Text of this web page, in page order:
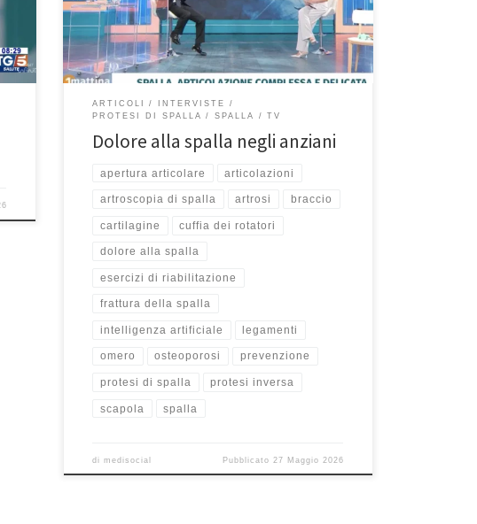
prevenzione e dei possibili rimedi anche con l’ausilio
dell’Intelligenza Artificiale. Buona visione! Adesso
cambiamo argomento e […]
ARTICOLI
INTERVISTE
PROTESI DI SPALLA
SPALLA TV
Dolore alla spalla negli anziani
apertura articolare articolazioni
artroscopia di spalla artrosi braccio
cartilagine cuffia dei rotatori
dolore alla spalla
esercizi di riabilitazione
frattura della spalla
intelligenza artificiale legamenti
omero osteoporosi prevenzione
protesi di spalla protesi inversa
scapola spalla
dimedisocial Pubblicato 27 Maggio 2026